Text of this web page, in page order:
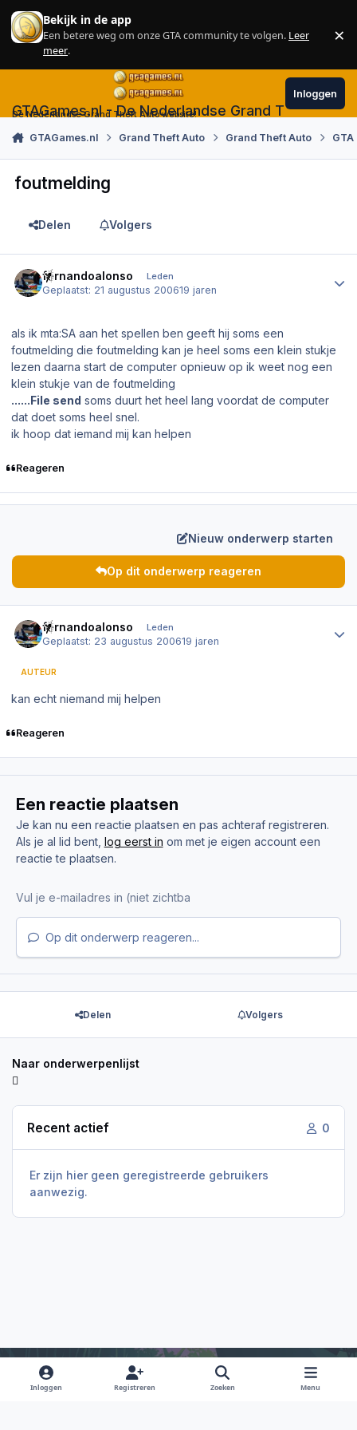
Skip to content
Bekijk in de app
Een betere weg om onze GTA community te volgen. Leer
meer.
×
GTAGames.nl - De Nederlandse Grand Theft Auto
De Nederlandse Grand Theft Auto website!
Inloggen
GTAGames.nl Grand Theft Auto Grand Theft Auto
foutmelding
Delen Volgers
fernandoalonso Leden
Geplaatst: 21 augustus 200619 jaren
als ik mta:SA aan het spellen ben geeft hij soms een
foutmelding die foutmelding kan je heel soms een klein stukje
lezen daarna start de computer opnieuw op ik weet nog een
klein stukje van de foutmelding
......File send soms duurt het heel lang voordat de computer
dat doet soms heel snel.
ik hoop dat iemand mij kan helpen
Reageren
Nieuw onderwerp starten
Op dit onderwerp reageren
fernandoalonso Leden
Geplaatst: 23 augustus 200619 jaren
AUTEUR
kan echt niemand mij helpen
Reageren
Een reactie plaatsen
Je kan nu een reactie plaatsen en pas achteraf registreren.
Als je al lid bent, log eerst in om met je eigen account een
reactie te plaatsen.
Op dit onderwerp reageren...
Delen Volgers
Naar onderwerpenlijst
Recent actief 0
Er zijn hier geen geregistreerde gebruikers
aanwezig.
Light ModeDark ModeSystem Preference
Inloggen Registreren Zoeken Menu